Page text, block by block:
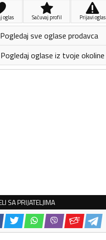
oglas Sačuvaj profil Prijavi oglas
Pogledaj sve oglase prodavca
Pogledaj oglase iz tvoje okoline
SA PRIJATELJIMA